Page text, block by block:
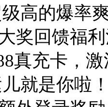
高的爆率
奖回馈福
真充卡，
就是你啦